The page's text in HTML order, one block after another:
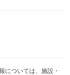
については、施設・